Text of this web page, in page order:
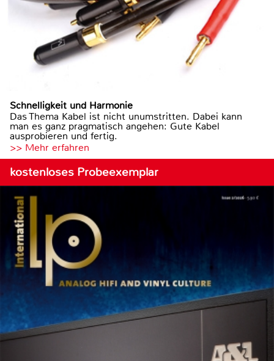
Schnelligkeit und Harmonie
Das Thema Kabel ist nicht unumstritten. Dabei kann
man es ganz pragmatisch angehen: Gute Kabel
ausprobieren und fertig.
>> Mehr erfahren
kostenloses Probeexemplar